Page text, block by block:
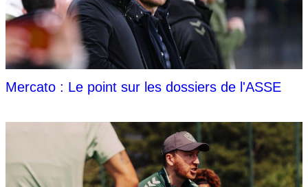
Mercato : Le point sur les dossiers de l'ASSE